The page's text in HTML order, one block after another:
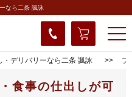
なら二条 諷詠
デリバリーなら二条 諷詠 ブ
食事の仕出しが可